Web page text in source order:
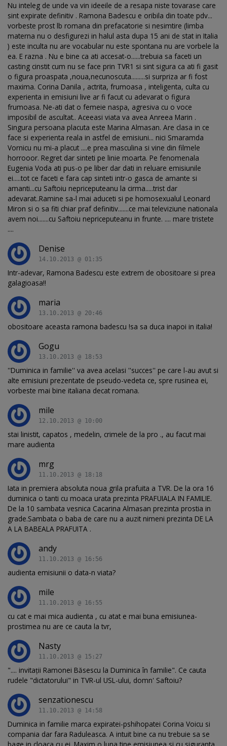
Nu inteleg de unde va vin ideeile de a resapa niste tovarase care
sint expirate definitiv . Ramona Badescu e oribila din toate pdv...
vorbeste prost lb romana din prefacatorie si nesimtire (limba
materna nu o desfigurezi in halul asta dupa 15 ani de stat in Italia
) este inculta nu are vocabular nu este spontana nu are vorbele la
ea. E razna . Nu e bine ca ati accesat-o......trebuia sa faceti un
casting cinstit cum nu se face prin TVR1 si sint sigura ca ati fi gasit
o figura proaspata ,noua,necunoscuta.........si surpriza ar fi fost
maxima. Corina Danila , actrita, frumoasa , inteligenta, culta cu
experienta in emisiuni live ar fi facut cu adevarat o figura
frumoasa. Ne-ati dat o femeie naspa, agresiva cu o voce
imposibil de ascultat.. Aceeasi viata va avea Anreea Marin .
Singura persoana placuta este Marina Almasan. Are clasa in ce
face si experienta reala in astfel de emisiuni... nici Smaramda
Vornicu nu mi-a placut ....e prea masculina si vine din filmele
horrooor. Regret dar sinteti pe linie moarta. Pe fenomenala
Eugenia Voda ati pus-o pe liber dar dati in reluare emisiunile
ei.....tot ce faceti e fara cap sinteti intr-o gasca de amante si
amanti...cu Saftoiu nepriceputeanu la cirma.....trist dar
adevarat..Ramine sa-l mai aduceti si pe homosexualul Leonard
Miron si o sa fiti chiar praf definitiv.......ce mai televiziune nationala
avem noi.......cu Saftoiu nepriceputeanu in frunte. .... mare tristete
....
Denise
14.10.2013 @ 01:35
Intr-adevar, Ramona Badescu este extrem de obositoare si prea
galagioasa!!
maria
13.10.2013 @ 20:46
obositoare aceasta ramona badescu !sa sa duca inapoi in italia!
Gogu
13.10.2013 @ 18:53
''Duminica in familie'' va avea acelasi ''succes'' pe care l-au avut si
alte emisiuni prezentate de pseudo-vedeta ce, spre rusinea ei,
vorbeste mai bine italiana decat romana.
mile
12.10.2013 @ 10:00
stai linistit, capatos , medelin, crimele de la pro ., au facut mai
mare audienta
mrg
11.10.2013 @ 18:18
Iata in premiera absoluta noua grila prafuita a TVR. De la ora 16
duminica o tanti cu moaca urata prezinta PRAFUIALA IN FAMILIE.
De la 10 sambata vesnica Cacarina Almasan prezinta prostia in
grade.Sambata o baba de care nu a auzit nimeni prezinta DE LA
A LA BABEALA PRAFUITA .
andy
11.10.2013 @ 16:56
audienta emisiunii o data-n viata?
mile
11.10.2013 @ 16:55
cu cat e mai mica audienta , cu atat e mai buna emisiunea-
prostimea nu are ce cauta la tvr,
Nasty
11.10.2013 @ 15:27
".... invitații Ramonei Băsescu la Duminica în familie". Ce cauta
rudele "dictatorului" in TVR-ul USL-ului, domn' Saftoiu?
senzationescu
11.10.2013 @ 14:58
Duminica in familie marca expiratei-pshihopatei Corina Voicu si
compania dar fara Raduleasca. A intuit bine ca nu trebuie sa se